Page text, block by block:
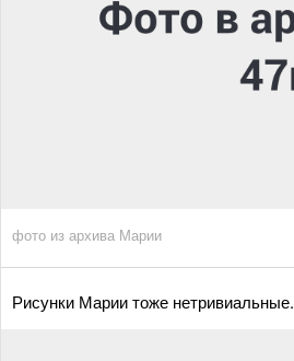
фото из архива Марии
Рисунки Марии тоже нетривиальные.